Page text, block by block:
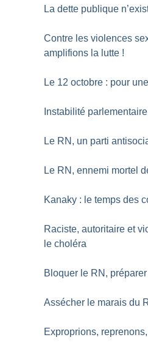
La dette publique
Contre les violences
amplifions la lutte !
Le 12 octobre : pour
Instabilité parlementaire
Le RN, un parti
Le RN, ennemi mortel
Kanaky : le temps des
Raciste, autoritaire et
le choléra
Bloquer le RN,
Assécher le marais du
Exproprions,